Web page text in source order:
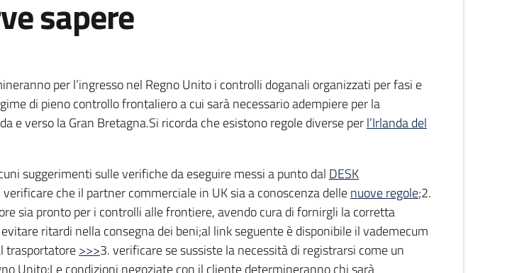
sapere
per l’ingresso nel Regno Unito i controlli doganali organizzati per fasi e
di pieno controllo frontaliero a cui sarà necessario adempiere per la
e verso la Gran Bretagna.Si ricorda che esistono regole diverse perl’Irlanda del
suggerimenti sulle verifiche da eseguire messi a punto dal DESK
che il partner commerciale in UK sia a conoscenza dellenuove regole;2.
sia pronto per i controlli alle frontiere, avendo cura di fornirgli la corretta
ritardi nella consegna dei beni;al link seguente è disponibile il vademecum
trasportatore>>>3. verificare se sussiste la necessità di registrarsi come un
Unito;Le condizioni negoziate con il cliente determineranno chi sarà